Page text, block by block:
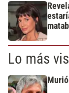
Lo más